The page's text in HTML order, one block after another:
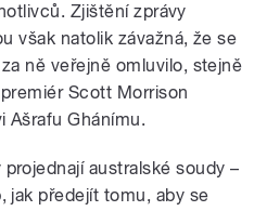
Zjištění zprávy
však natolik závažná, že se
ně veřejně omluvilo, stejně
Scott Morrison
Ašrafu Ghánímu.
australské soudy –
jak předejít tomu, aby se